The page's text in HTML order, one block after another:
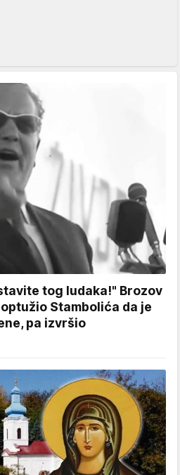
tog ludaka!" Brozov
Stambolića da je
pa izvršio